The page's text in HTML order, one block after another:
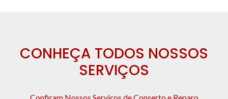
CONHEÇA TODOS NOSSOS
SERVIÇOS